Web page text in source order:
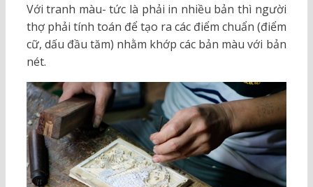
Với tranh màu- tức là phải in nhiều bản thì người
thợ phải tính toán để tạo ra các điểm chuẩn (điểm
cữ, dấu đầu tăm) nhằm khớp các bản màu với bản
nét.